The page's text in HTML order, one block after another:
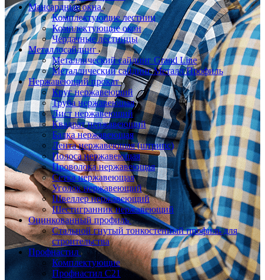
Мансардные окна
Комплектующие лестниц
Комплектующие окон
Чердачные лестницы
Металлосайдинг
Металлический сайдинг Grand Line
Металлический сайдинг Металл Профиль
Нержавеющий прокат
Круг нержавеющий
Труба нержавеющая
Лист нержавеющий
Квадрат нержавеющий
Балка нержавеющая
Лента нержавеющая (штрипс)
Полоса нержавеющая
Проволока нержавеющая
Сетка нержавеющая
Уголок нержавеющий
Швеллер нержавеющий
Шестигранник нержавеющий
Оцинкованный профиль
Стальной гнутый тонкостенный профиль для
строительства
Профнастил
Комплектующие
Профнастил C21